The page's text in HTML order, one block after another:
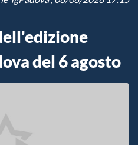
del 6 agosto